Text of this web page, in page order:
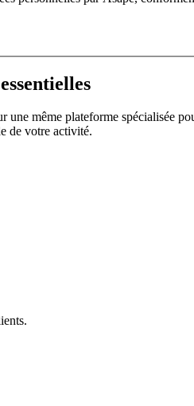
même plateforme spécialisée
de votre activité.